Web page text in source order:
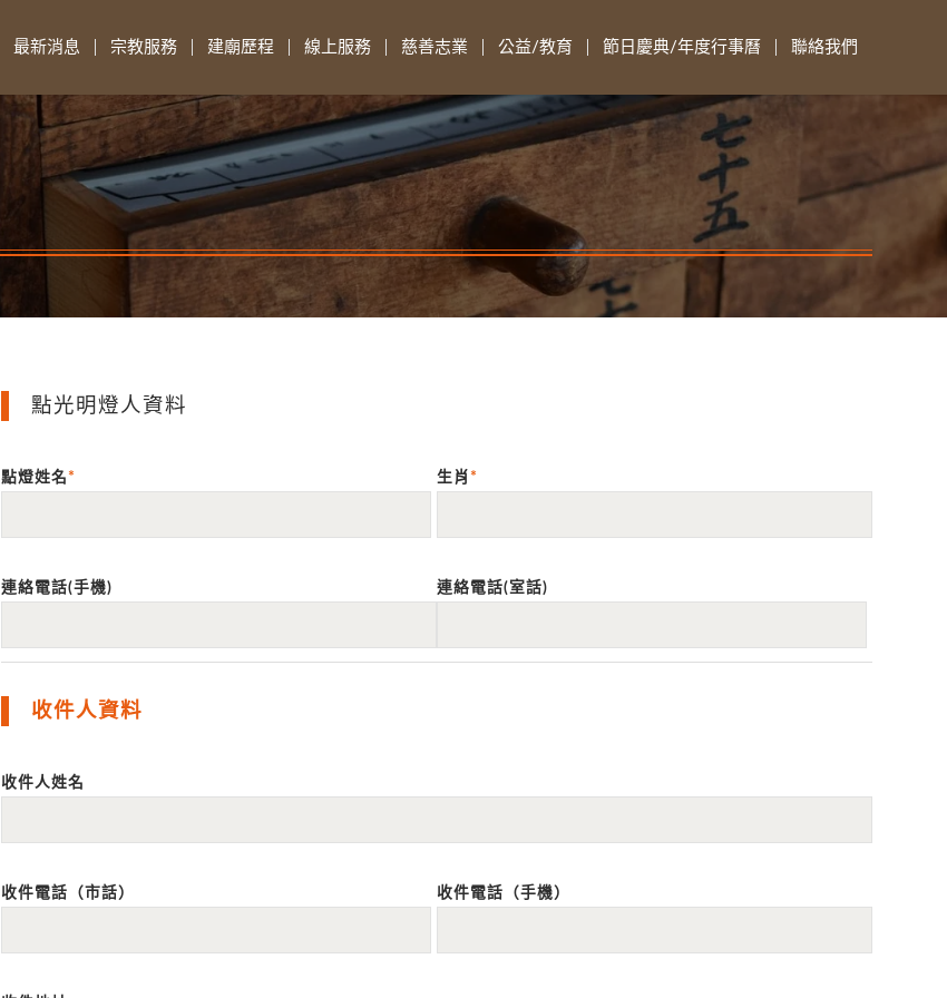
最新消息 宗教服務 建廟歷程 線上服務 慈善志業 公益/教育 節日慶典/年度行事曆 聯絡我們
點光明燈人資料
點燈姓名 * 生肖 *
連絡電話(手機) 連絡電話(室話)
收件人資料
收件人姓名
收件電話（市話） 收件電話（手機）